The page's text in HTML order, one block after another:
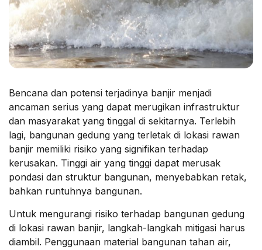
Bencana dan potensi terjadinya banjir menjadi
ancaman serius yang dapat merugikan infrastruktur
dan masyarakat yang tinggal di sekitarnya. Terlebih
lagi, bangunan gedung yang terletak di lokasi rawan
banjir memiliki risiko yang signifikan terhadap
kerusakan. Tinggi air yang tinggi dapat merusak
pondasi dan struktur bangunan, menyebabkan retak,
bahkan runtuhnya bangunan.
Untuk mengurangi risiko terhadap bangunan gedung
di lokasi rawan banjir, langkah-langkah mitigasi harus
diambil. Penggunaan material bangunan tahan air,